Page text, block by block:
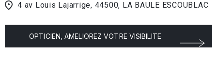
4 av Louis Lajarrige, 44500, LA BAULE ESCOUBLAC
OPTICIEN, AMELIOREZ VOTRE VISIBILITE